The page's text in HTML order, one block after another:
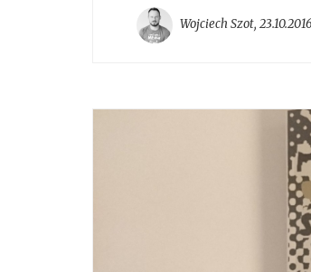
Wojciech Szot,